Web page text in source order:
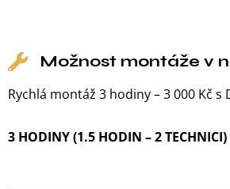
Možnost montáže v
Rychlá montáž 3 hodiny – 3 000 Kč s
3 HODINY (1.5 HODIN – 2 TECHNICI)